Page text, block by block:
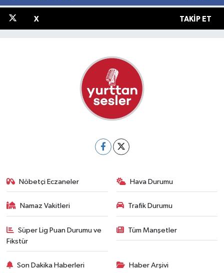
X TAKIP ET
Nöbetçi Eczaneler Hava Durumu
Namaz Vakitleri Trafik Durumu
Süper Lig Puan Durumu ve
Fikstür
Tüm Manşetler
Son Dakika Haberleri Haber Arşivi